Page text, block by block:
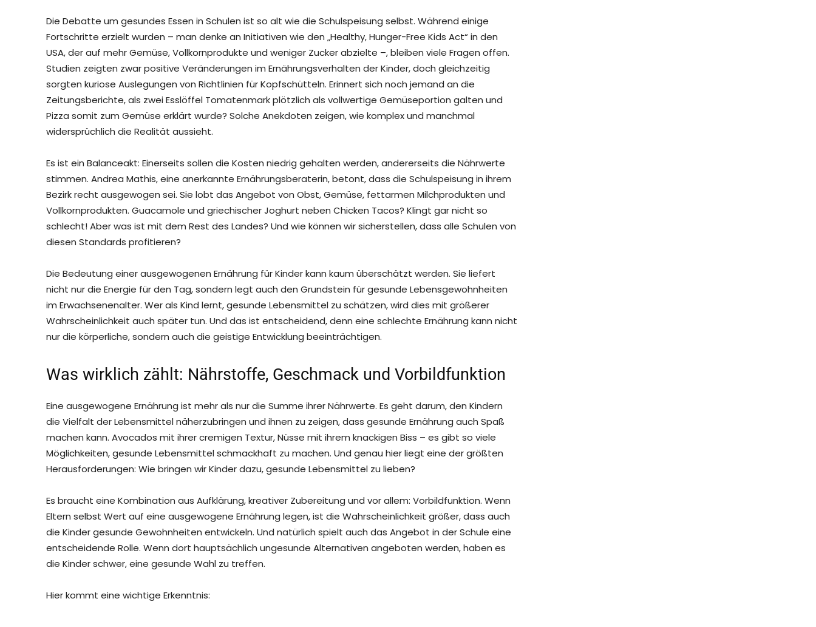
Die Debatte um gesundes Essen in Schulen ist so alt wie die Schulspeisung selbst. Während einige
Fortschritte erzielt wurden – man denke an Initiativen wie den „Healthy, Hunger-Free Kids Act“ in den
USA, der auf mehr Gemüse, Vollkornprodukte und weniger Zucker abzielte –, bleiben viele Fragen offen.
Studien zeigten zwar positive Veränderungen im Ernährungsverhalten der Kinder, doch gleichzeitig
sorgten kuriose Auslegungen von Richtlinien für Kopfschütteln. Erinnert sich noch jemand an die
Zeitungsberichte, als zwei Esslöffel Tomatenmark plötzlich als vollwertige Gemüseportion galten und
Pizza somit zum Gemüse erklärt wurde? Solche Anekdoten zeigen, wie komplex und manchmal
widersprüchlich die Realität aussieht.
Es ist ein Balanceakt: Einerseits sollen die Kosten niedrig gehalten werden, andererseits die Nährwerte
stimmen. Andrea Mathis, eine anerkannte Ernährungsberaterin, betont, dass die Schulspeisung in ihrem
Bezirk recht ausgewogen sei. Sie lobt das Angebot von Obst, Gemüse, fettarmen Milchprodukten und
Vollkornprodukten. Guacamole und griechischer Joghurt neben Chicken Tacos? Klingt gar nicht so
schlecht! Aber was ist mit dem Rest des Landes? Und wie können wir sicherstellen, dass alle Schulen von
diesen Standards profitieren?
Die Bedeutung einer ausgewogenen Ernährung für Kinder kann kaum überschätzt werden. Sie liefert
nicht nur die Energie für den Tag, sondern legt auch den Grundstein für gesunde Lebensgewohnheiten
im Erwachsenenalter. Wer als Kind lernt, gesunde Lebensmittel zu schätzen, wird dies mit größerer
Wahrscheinlichkeit auch später tun. Und das ist entscheidend, denn eine schlechte Ernährung kann nicht
nur die körperliche, sondern auch die geistige Entwicklung beeinträchtigen.
Was wirklich zählt: Nährstoffe, Geschmack und Vorbildfunktion
Eine ausgewogene Ernährung ist mehr als nur die Summe ihrer Nährwerte. Es geht darum, den Kindern
die Vielfalt der Lebensmittel näherzubringen und ihnen zu zeigen, dass gesunde Ernährung auch Spaß
machen kann. Avocados mit ihrer cremigen Textur, Nüsse mit ihrem knackigen Biss – es gibt so viele
Möglichkeiten, gesunde Lebensmittel schmackhaft zu machen. Und genau hier liegt eine der größten
Herausforderungen: Wie bringen wir Kinder dazu, gesunde Lebensmittel zu lieben?
Es braucht eine Kombination aus Aufklärung, kreativer Zubereitung und vor allem: Vorbildfunktion. Wenn
Eltern selbst Wert auf eine ausgewogene Ernährung legen, ist die Wahrscheinlichkeit größer, dass auch
die Kinder gesunde Gewohnheiten entwickeln. Und natürlich spielt auch das Angebot in der Schule eine
entscheidende Rolle. Wenn dort hauptsächlich ungesunde Alternativen angeboten werden, haben es
die Kinder schwer, eine gesunde Wahl zu treffen.
Hier kommt eine wichtige Erkenntnis: